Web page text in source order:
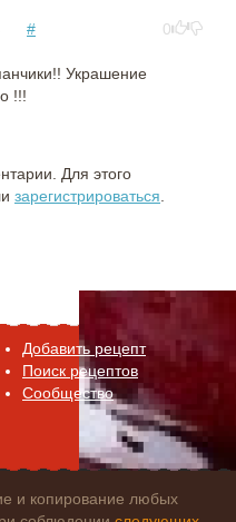
# 0
Украшение
!!!
Для этого
зарегистрироваться
Добавить рецепт
Поиск рецептов
Сообщество
и копирование любых